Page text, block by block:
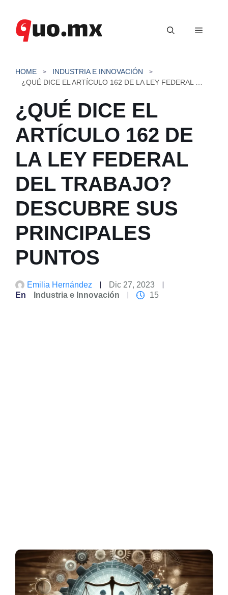
contenido
Menú
HOME
INDUSTRIA E INNOVACIÓN
¿QUÉ DICE EL
ARTÍCULO 162 DE
LA LEY FEDERAL
DEL TRABAJO?
DESCUBRE SUS
PRINCIPALES
PUNTOS
Emilia Hernández
Dic 27, 2023
En
Industria e Innovación 15